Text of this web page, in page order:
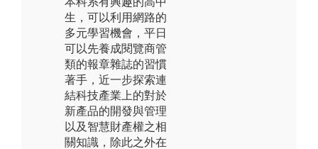
⽣，可以利⽤網路的
多元學習機會，平⽇
可以先養成閱覽商管
類的報章雜誌的習慣
著⼿，近⼀步探索連
結科技產業上的對於
新產品的開發與管理
以及智慧財產權之相
關知識，除此之外在